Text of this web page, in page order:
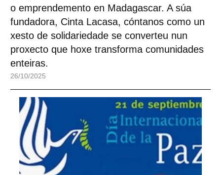
o emprendemento en Madagascar. A súa
fundadora, Cinta Lacasa, cóntanos como un
xesto de solidariedade se converteu nun
proxecto que hoxe transforma comunidades
enteiras.
26/10/2025